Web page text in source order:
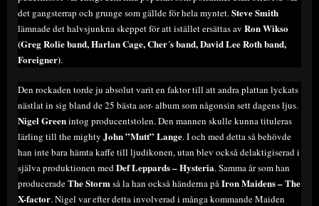
det gangsterrap och grunge som gällde för hela myntet.Steve Smith
lämnade det halvsjunkna skeppet för att istället ersättas av Ron Wikso
(Greg Rolie band, Harlan Cage, Cher´s band, David Lee Roth band,
Foreigner).
Den rockaden torde ju absolut varit en faktor till att andra plattan lyckats
nästlat in sig bland de 25 bästa aor- album som någonsin sett dagens ljus.
Nigel Greenintog producentstolen. Den mannen skulle kunna tituleras
lärling till the mighty John ”Mutt” Lange. I och med detta så behövde
han inte bara hämta kaffe till ljudikonen, utan blev också delaktigiserad i
själva produktionen medDef Leppards – Hysteria. Samma år som han
produceradeThe Stormså la han också händerna påIron Maidens – The
X-factor. Nigel var efter detta involverad i många kommande Maiden